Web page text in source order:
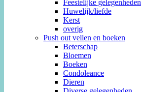
Feestelijke gelegenheden
Huwelijk/liefde
Kerst
overig
Push out vellen en boeken
Beterschap
Bloemen
Boeken
Condoleance
Dieren